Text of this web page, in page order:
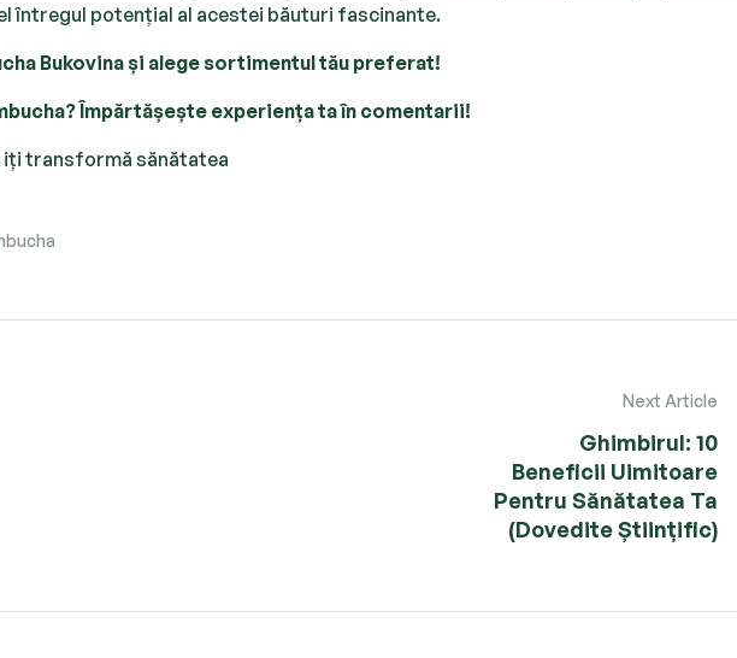
întregul potențial al acestei băuturi fascinante.
Bukovina și alege sortimentul tău preferat!
Împărtășește experiența ta în comentarii!
iți transformă sănătatea
Next Article
Ghimbirul: 10
Beneficii Uimitoare
Pentru Sănătatea Ta
(Dovedite Științific)